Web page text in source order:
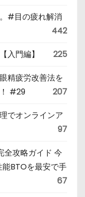
#目の疲れ解消
442
入門編】 225
精疲労改善法を
#29
207
でオンラインア
97
全攻略ガイド 今
BTOを最安で手
67